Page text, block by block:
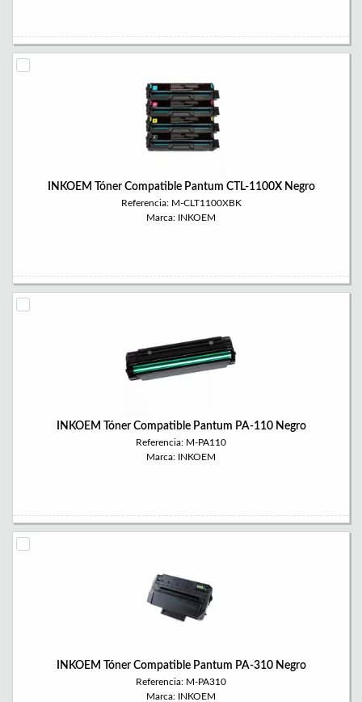
INKOEM Tóner Compatible Pantum CTL-1100X Negro
Referencia: M-CLT1100XBK
Marca: INKOEM
INKOEM Tóner Compatible Pantum PA-110 Negro
Referencia: M-PA110
Marca: INKOEM
INKOEM Tóner Compatible Pantum PA-310 Negro
Referencia: M-PA310
Marca: INKOEM